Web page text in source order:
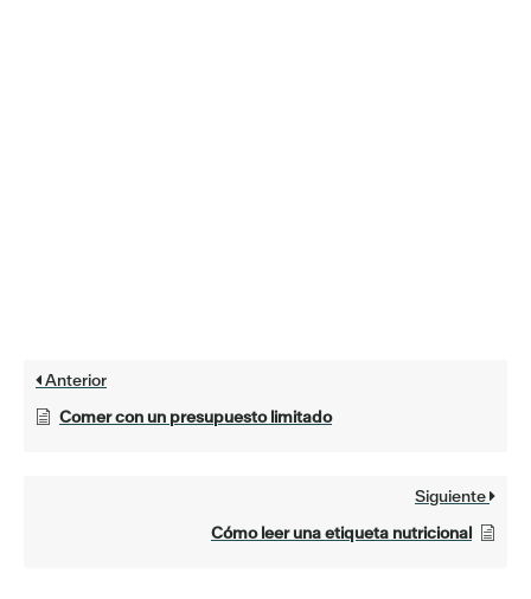
Anterior
Comer con un presupuesto limitado
Siguiente
Cómo leer una etiqueta nutricional